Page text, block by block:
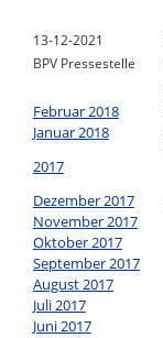
13-12-2021
BPV Pressestelle
Februar 2018
Januar 2018
2017
Dezember 2017
November 2017
Oktober 2017
September 2017
August 2017
Juli 2017
Juni 2017